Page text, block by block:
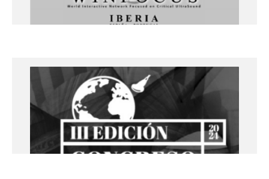
Ecografía clínica pulmonar en el
punto de atención – 17 y 18 de enero
2024
Lleida
+info